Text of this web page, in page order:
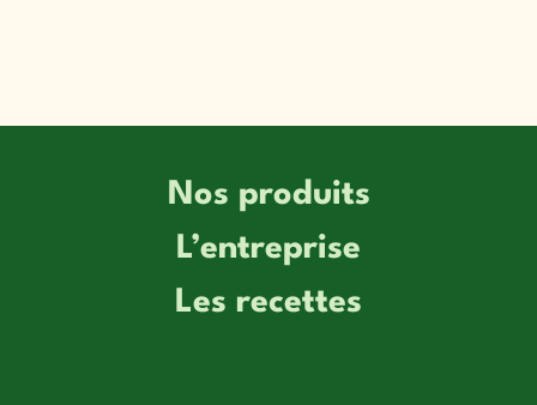
Nos produits
L’entreprise
Les recettes